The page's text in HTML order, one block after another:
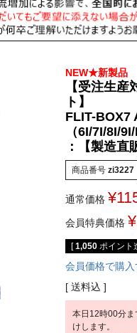
NEW★新製品
【受注生
ト】
FLIT-BOX7
（6I/7I/8I/
：【製造
商品番号 zi3227
通常価格 ¥
会員特典価格 ¥
[ 1,050 ポイント
会員価格で購入
送料込
本日 12時00分ま
けします。